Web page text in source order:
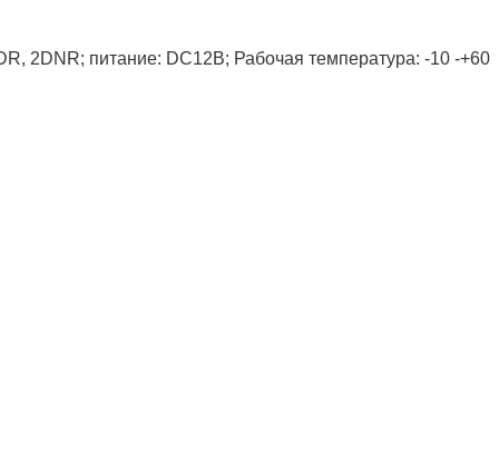
2DNR; питание: DC12В; Рабочая температура: -10 -+60